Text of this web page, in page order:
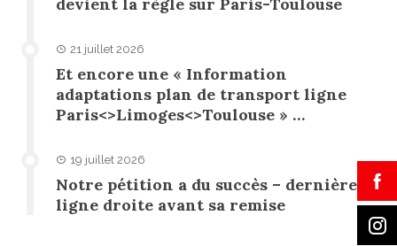
devient la règle sur Paris-Toulouse
21 juillet 2026
Et encore une « Information
adaptations plan de transport ligne
Paris<>Limoges<>Toulouse » …
19 juillet 2026
Notre pétition a du succès – dernière
ligne droite avant sa remise